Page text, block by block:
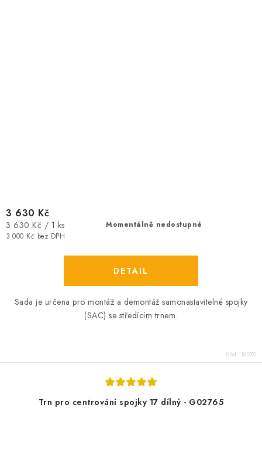
Momentálně nedostupné
3 000 Kč bez DPH
3 630 Kč
Měrná
cena:
3 630 Kč / 1 ks
Sada je určena pro montáž a demontáž samonastavitelné spojky
(SAC) se středícím trnem.
Kód: 16070
Trn pro centrování spojky 17 dílný - G02765